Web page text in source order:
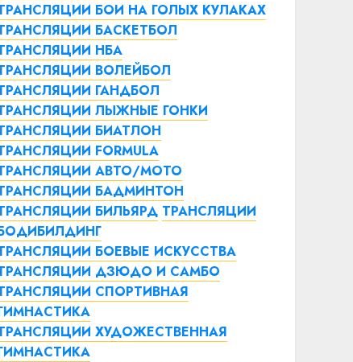
БОИ НА ГОЛЫХ КУЛАКАХ
БАСКЕТБОЛ
НБА
ВОЛЕЙБОЛ
ГАНДБОЛ
ЛЫЖНЫЕ ГОНКИ
БИАТЛОН
FORMULA
АВТО/МОТО
БАДМИНТОН
БИЛЬЯРД ТРАНСЛЯЦИИ
БОЕВЫЕ ИСКУССТВА
ДЗЮДО И САМБО
СПОРТИВНАЯ
ХУДОЖЕСТВЕННАЯ